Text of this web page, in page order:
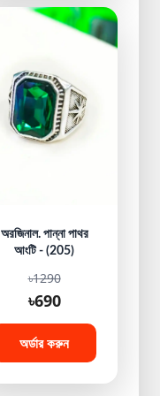
অরজিনাল. পান্না পাথর
আংটি - (205)
৳1290
৳690
অর্ডার করুন